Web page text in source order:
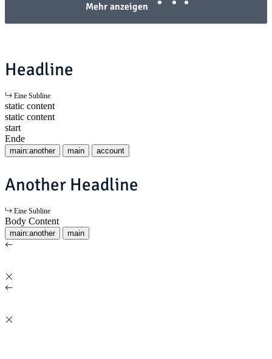
Mehr anzeigen
Headline
Eine Subline
static content
static content
start
Ende
main:another main account
Another Headline
Eine Subline
Body Content
main:another main